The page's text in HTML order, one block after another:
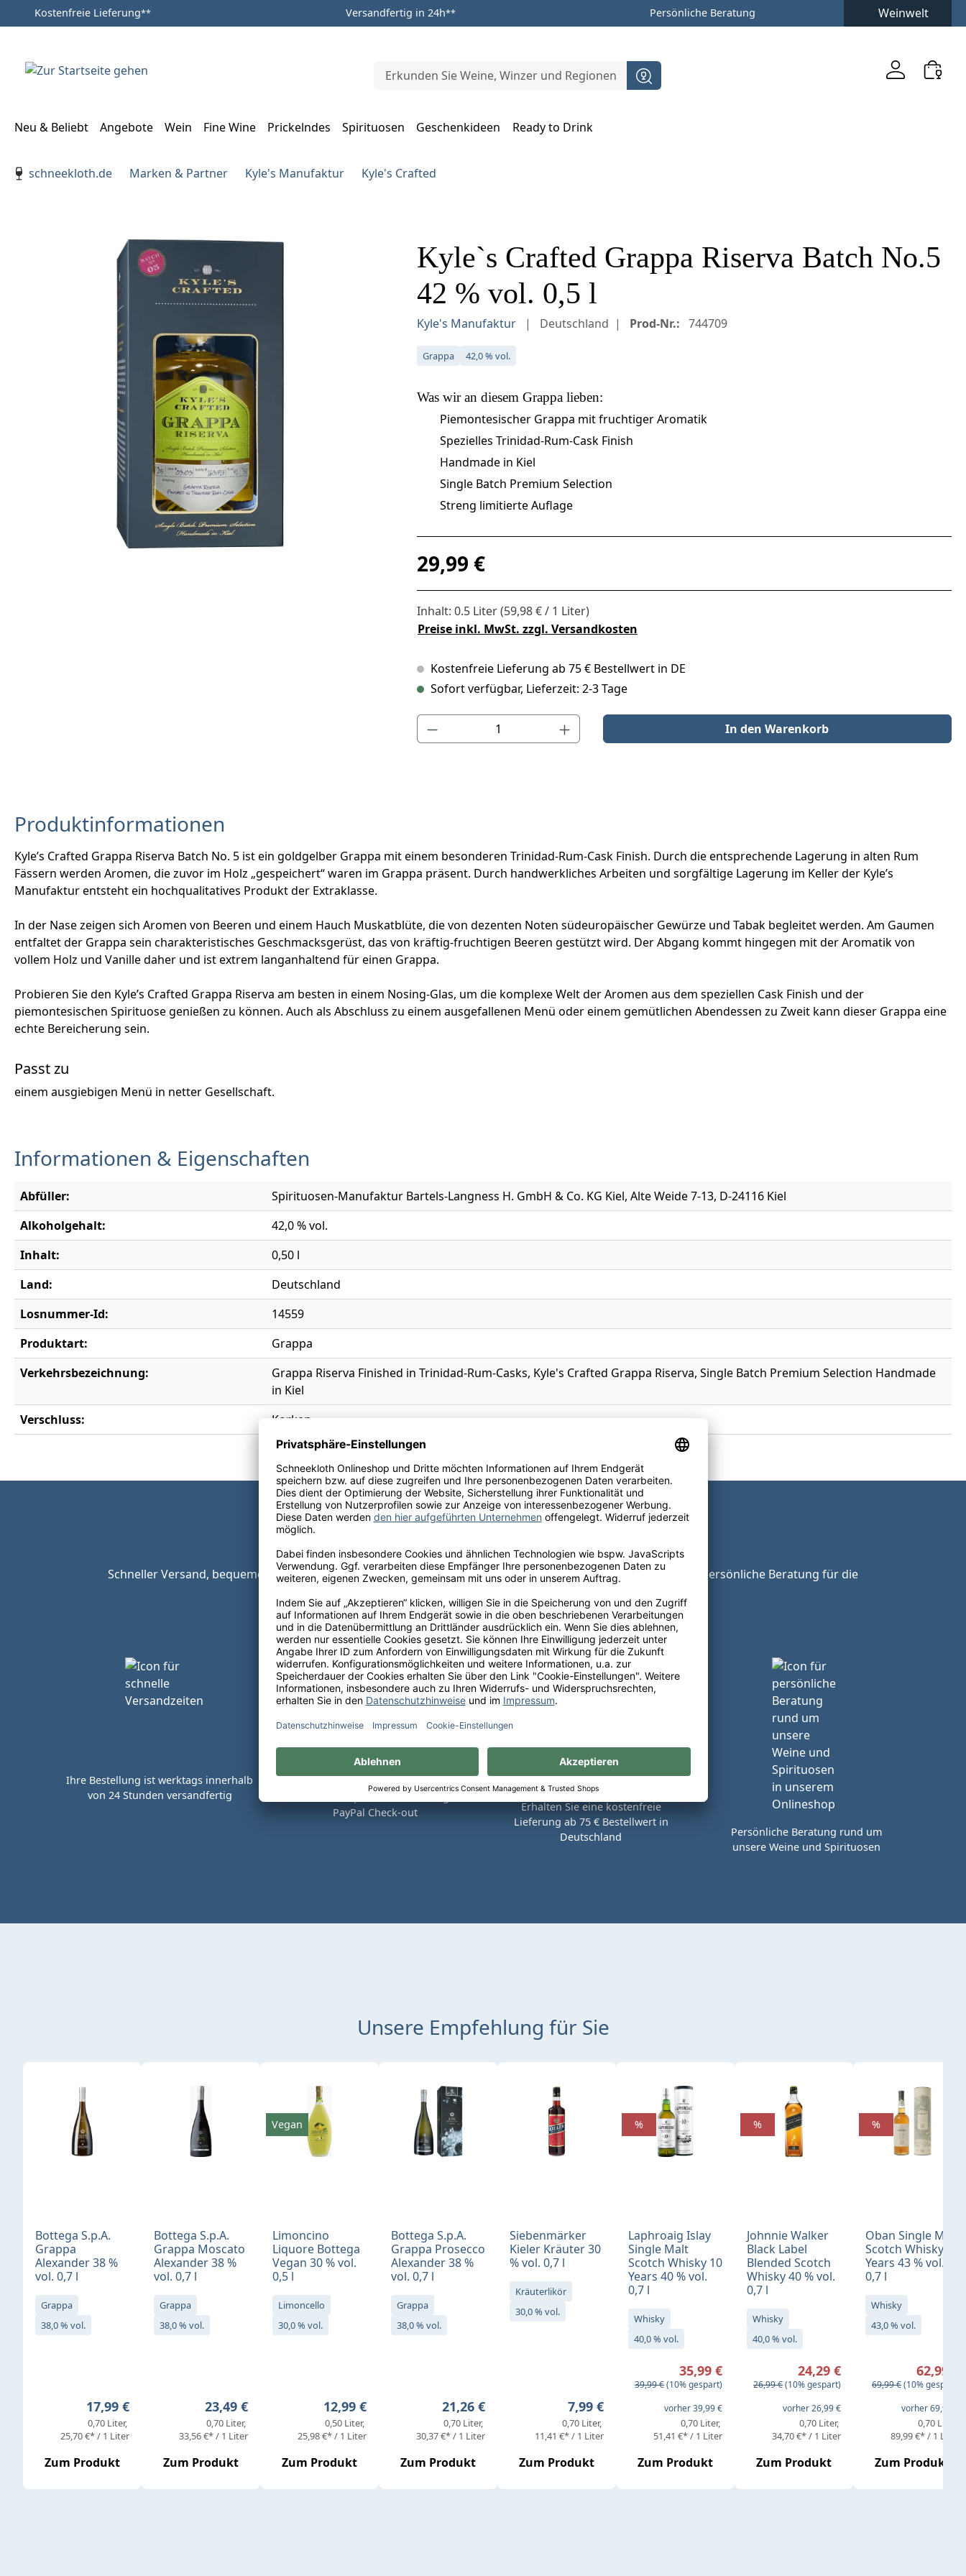
Zum Hauptinhalt springen
Zur Hauptnavigation springen
Kostenfreie Lieferung** Versandfertig in 24h** Persönliche Beratung Weinwelt
Neu & Beliebt Angebote Wein Fine Wine Prickelndes Spirituosen Geschenkideen
Ready to Drink
schneekloth.de
Marken & Partner Kyle's Manufaktur Kyle's Crafted
Bildergalerie überspringen
Kyle`s Crafted Grappa Riserva Batch No.5
42 % vol. 0,5 l
Kyle's Manufaktur Deutschland Prod-Nr.: 744709
Grappa 42,0 % vol.
Was wir an diesem Grappa lieben:
Piemontesischer Grappa mit fruchtiger Aromatik
Spezielles Trinidad-Rum-Cask Finish
Handmade in Kiel
Single Batch Premium Selection
Streng limitierte Auflage
Regulärer Preis:
29,99 €
Inhalt: 0.5 Liter(59,98 € / 1 Liter)
Preise inkl. MwSt. zzgl. Versandkosten
Kostenfreie Lieferung ab 75 € Bestellwert in DE
Sofort verfügbar, Lieferzeit: 2-3 Tage
Produkt Anzahl: Gib den gewünschten Wert ein oder benutze die Schaltflächen um die Anzahl zu erhöhen oder zu
In den Warenkorb
Produktinformationen
Kyle’s Crafted Grappa Riserva Batch No. 5 ist ein goldgelber Grappa mit einem besonderen Trinidad-Rum-Cask Finish. Durch die entsprechende Lagerung in alten Rum
Fässern werden Aromen, die zuvor im Holz „gespeichert“ waren im Grappa präsent. Durch handwerkliches Arbeiten und sorgfältige Lagerung im Keller der Kyle’s
Manufaktur entsteht ein hochqualitatives Produkt der Extraklasse.
In der Nase zeigen sich Aromen von Beeren und einem Hauch Muskatblüte, die von dezenten Noten südeuropäischer Gewürze und Tabak begleitet werden. Am Gaumen
entfaltet der Grappa sein charakteristisches Geschmacksgerüst, das von kräftig-fruchtigen Beeren gestützt wird. Der Abgang kommt hingegen mit der Aromatik von
vollem Holz und Vanille daher und ist extrem langanhaltend für einen Grappa.
Probieren Sie den Kyle’s Crafted Grappa Riserva am besten in einem Nosing-Glas, um die komplexe Welt der Aromen aus dem speziellen Cask Finish und der
piemontesischen Spirituose genießen zu können. Auch als Abschluss zu einem ausgefallenen Menü oder einem gemütlichen Abendessen zu Zweit kann dieser Grappa eine
echte Bereicherung sein.
Passt zu
einem ausgiebigen Menü in netter Gesellschaft.
Informationen & Eigenschaften
Abfüller:
Spirituosen-Manufaktur Bartels-Langness H. GmbH & Co. KG Kiel, Alte Weide 7-13, D-24116 Kiel
Alkoholgehalt:
42,0 % vol.
Inhalt:
0,50 l
Land:
Deutschland
Losnummer-Id:
14559
Produktart:
Grappa
Verkehrsbezeichnung:
Grappa Riserva Finished in Trinidad-Rum-Casks, Kyle's Crafted Grappa Riserva, Single Batch Premium Selection Handmade
in Kiel
Verschluss:
Korken
Schneller Versand, bequeme Zahlungsoptionen, kostenfreie Lieferung innerhalb Deutschlands sowie unsere persönliche Beratung für die
Ihre Bestellung ist werktags innerhalb
von 24 Stunden versandfertig
Kaufen Sie bequem auf Rechnung mit
PayPal Check-out
Erhalten Sie eine kostenfreie
Lieferung ab 75 € Bestellwert in
Deutschland
Persönliche Beratung rund um
unsere Weine und Spirituosen
Unsere Empfehlung für Sie
Produktgalerie überspringen
Bottega S.p.A.
Grappa
Alexander 38 %
vol. 0,7 l
Grappa
38,0 % vol.
Regulärer Preis:
17,99 €
0,70 Liter
25,70 €* / 1 Liter
Zum Produkt
Bottega S.p.A.
Grappa Moscato
Alexander 38 %
vol. 0,7 l
Grappa
38,0 % vol.
Regulärer Preis:
23,49 €
0,70 Liter
33,56 €* / 1 Liter
Zum Produkt
Limoncino
Liquore Bottega
Vegan 30 % vol.
0,5 l
Limoncello
30,0 % vol.
Regulärer Preis:
12,99 €
0,50 Liter
25,98 €* / 1 Liter
Zum Produkt
Vegan
Bottega S.p.A.
Grappa Prosecco
Alexander 38 %
vol. 0,7 l
Grappa
38,0 % vol.
Regulärer Preis:
21,26 €
0,70 Liter
30,37 €* / 1 Liter
Zum Produkt
Siebenmärker
Kieler Kräuter 30
% vol. 0,7 l
Kräuterlikör
30,0 % vol.
Regulärer Preis:
7,99 €
0,70 Liter
11,41 €* / 1 Liter
Zum Produkt
Laphroaig Islay
Single Malt
Scotch Whisky 10
Years 40 % vol.
0,7 l
Whisky
40,0 % vol.
Verkaufspreis:
35,99 €
Regulärer Preis:
39,99 €(10% gespart)
vorher 39,99 €
0,70 Liter
51,41 €* / 1 Liter
Zum Produkt
%
Johnnie Walker
Black Label
Blended Scotch
Whisky 40 % vol.
0,7 l
Whisky
40,0 % vol.
Verkaufspreis:
24,29 €
Regulärer Preis:
26,99 €(10% gespart)
vorher 26,99 €
0,70 Liter
34,70 €* / 1 Liter
Zum Produkt
%
Oban Single Malt
Scotch Whisky 14
Years 43 % vol.
0,7 l
Whisky
43,0 % vol.
Verkaufspreis:
62,99 €
Regulärer Preis:
69,99 €(10% gespart)
vorher 69,99 €
0,70 Liter
89,99 €* / 1 Liter
Zum Produkt
%